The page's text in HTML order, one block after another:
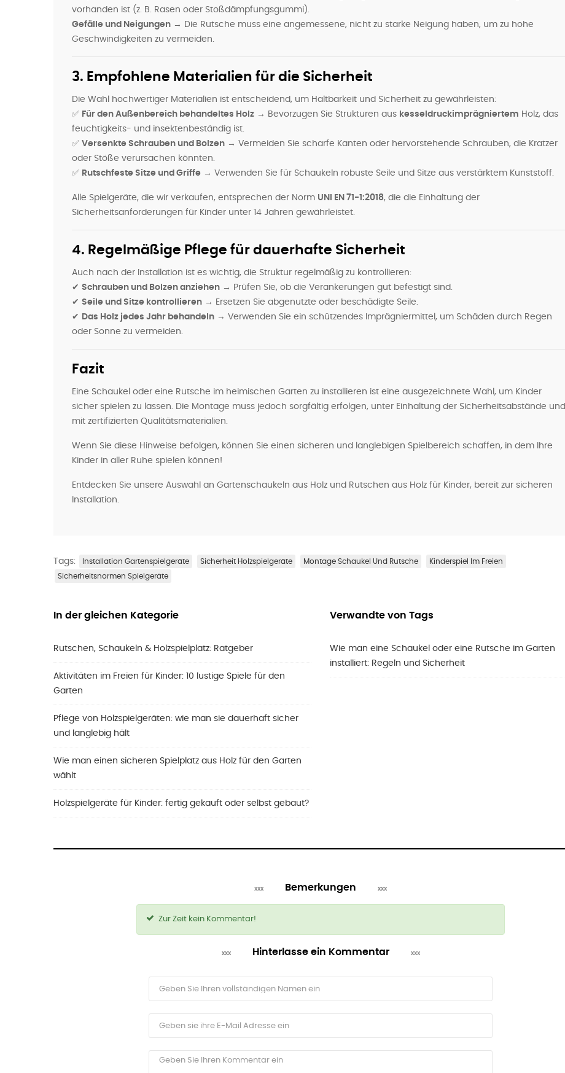
vorhanden ist (z. B. Rasen oder Stoßdämpfungsgummi).
Gefälle und Neigungen → Die Rutsche muss eine angemessene, nicht zu starke Neigung haben, um zu hohe
Geschwindigkeiten zu vermeiden.
3. Empfohlene Materialien für die Sicherheit
Die Wahl hochwertiger Materialien ist entscheidend, um Haltbarkeit und Sicherheit zu gewährleisten:
✅ Für den Außenbereich behandeltes Holz → Bevorzugen Sie Strukturen aus kesseldruckimprägniertem Holz, das
feuchtigkeits- und insektenbeständig ist.
✅ Versenkte Schrauben und Bolzen → Vermeiden Sie scharfe Kanten oder hervorstehende Schrauben, die Kratzer
oder Stöße verursachen könnten.
✅ Rutschfeste Sitze und Griffe → Verwenden Sie für Schaukeln robuste Seile und Sitze aus verstärktem Kunststoff.
Alle Spielgeräte, die wir verkaufen, entsprechen der Norm UNI EN 71-1:2018, die die Einhaltung der
Sicherheitsanforderungen für Kinder unter 14 Jahren gewährleistet.
4. Regelmäßige Pflege für dauerhafte Sicherheit
Auch nach der Installation ist es wichtig, die Struktur regelmäßig zu kontrollieren:
✔ Schrauben und Bolzen anziehen → Prüfen Sie, ob die Verankerungen gut befestigt sind.
✔ Seile und Sitze kontrollieren → Ersetzen Sie abgenutzte oder beschädigte Seile.
✔
Das Holz jedes Jahr behandeln → Verwenden Sie ein schützendes Imprägniermittel, um Schäden durch Regen
oder Sonne zu vermeiden.
Fazit
Eine Schaukel oder eine Rutsche im heimischen Garten zu installieren ist eine ausgezeichnete Wahl, um Kinder
sicher spielen zu lassen. Die Montage muss jedoch sorgfältig erfolgen, unter Einhaltung der Sicherheitsabstände und
mit zertifizierten Qualitätsmaterialien.
Wenn Sie diese Hinweise befolgen, können Sie einen sicheren und langlebigen Spielbereich schaffen, in dem Ihre
Kinder in aller Ruhe spielen können!
Entdecken Sie unsere Auswahl an Gartenschaukeln aus Holz und Rutschen aus Holz für Kinder, bereit zur sicheren
Installation.
Tags: Installation Gartenspielgeräte Sicherheit Holzspielgeräte Montage Schaukel Und Rutsche
Kinderspiel Im Freien
Sicherheitsnormen Spielgeräte
In der gleichen Kategorie
Rutschen, Schaukeln & Holzspielplatz: Ratgeber
Aktivitäten im Freien für Kinder: 10 lustige Spiele für den
Garten
Pflege von Holzspielgeräten: wie man sie dauerhaft sicher
und langlebig hält
Wie man einen sicheren Spielplatz aus Holz für den Garten
wählt
Holzspielgeräte für Kinder: fertig gekauft oder selbst gebaut?
Verwandte von Tags
Wie man eine Schaukel oder eine Rutsche im Garten
installiert: Regeln und Sicherheit
Bemerkungen
Zur Zeit kein Kommentar!
Hinterlasse ein Kommentar